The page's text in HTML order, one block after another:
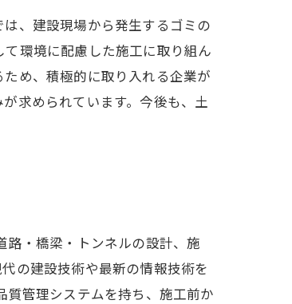
、建設現場から発生するゴミの
環境に配慮した施工に取り組ん
め、積極的に取り入れる企業が
求められています。今後も、土
路・橋梁・トンネルの設計、施
の建設技術や最新の情報技術を
管理システムを持ち、施工前か